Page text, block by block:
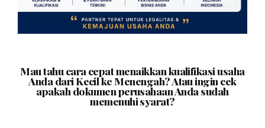
Mau tahu cara cepat menaikkan kualifikasi usaha
Anda dari Kecil ke Menengah? Atau ingin cek
apakah dokumen perusahaan Anda sudah
memenuhi syarat?